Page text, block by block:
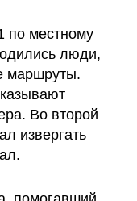
по местному
люди,
маршруты.
Во второй
извергать